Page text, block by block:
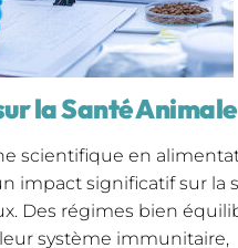
la Santé Animale
scientifique en
impact significatif sur la
Des régimes bien
système immunitaire,